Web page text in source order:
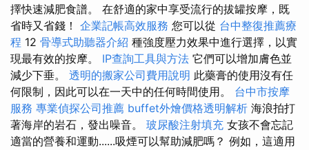
擇快速減肥食譜。 在舒適的家中享受流行的拔罐按摩，既
省時又省錢！ 企業記帳高效服務 您可以從 台中整復推薦療
程 12 骨導式助聽器介紹 種強度壓力效果中進行選擇，以實
現最有效的按摩。 IP查詢工具與方法 它們可以增加膚色並
減少下垂。 透明的搬家公司費用說明 此藥膏的使用沒有任
何限制，因此可以在一天中的任何時間使用。 台中市按摩
服務 專業偵探公司推薦 buffet外燴價格透明解析 海浪拍打
著海岸的岩石，發出噪音。 玻尿酸注射填充 女孩不會忘記
適當的營養和運動......吸煙可以幫助減肥嗎？ 例如，這適用